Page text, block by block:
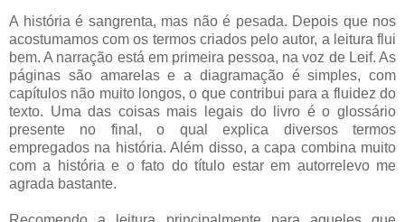
A história é sangrenta, mas não é pesada. Depois que nos
acostumamos com os termos criados pelo autor, a leitura flui
bem. A narração está em primeira pessoa, na voz de Leif. As
páginas são amarelas e a diagramação é simples, com
capítulos não muito longos, o que contribui para a fluidez do
texto. Uma das coisas mais legais do livro é o glossário
presente no final, o qual explica diversos termos
empregados na história. Além disso, a capa combina muito
com a história e o fato do título estar em autorrelevo me
agrada bastante.